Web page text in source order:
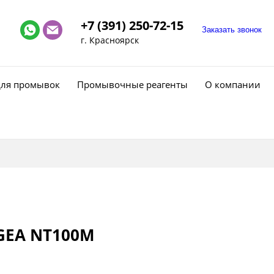
+7 (391) 250-72-15
г. Красноярск
Заказать звонок
промывок Промывочные реагенты О компании
NT100M